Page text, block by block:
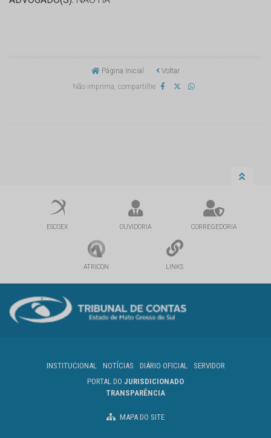
Página Inicial
Voltar
Não imprima, compartilhe
ESCOEX OUVIDORIA CORREGEDORIA
ATRICON LINKS
INSTITUCIONAL NOTÍCIAS DIÁRIO OFICIAL
SERVIDOR
PORTAL DO JURISDICIONADO
TRANSPARÊNCIA
MAPA DO SITE